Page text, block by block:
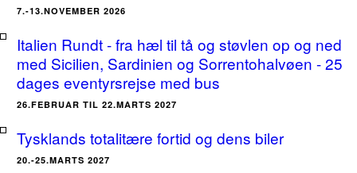
7.-13.NOVEMBER 2026
Italien Rundt - fra hæl til tå og støvlen op og ned
med Sicilien, Sardinien og Sorrentohalvøen - 25
dages eventyrsrejse med bus
26.FEBRUAR TIL 22.MARTS 2027
Tysklands totalitære fortid og dens biler
20.-25.MARTS 2027